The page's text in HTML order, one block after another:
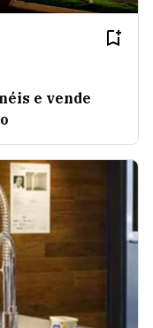
e vende